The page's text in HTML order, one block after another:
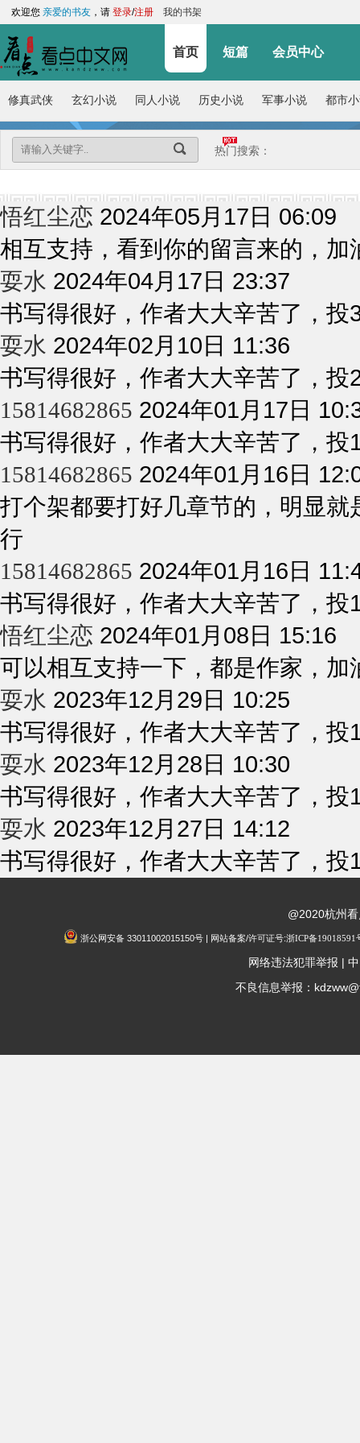
欢迎您 亲爱的书友 ，请 登录/注册 我的书架
首页 短篇 会员中心
修真武侠 玄幻小说 同人小说 历史小说 军事小说 都市
热门搜索：
悟红尘恋 2024年05月17日 06:09
相互支持，看到你的留言来的，加
耍水 2024年04月17日 23:37
书写得很好，作者大大辛苦了，投
耍水 2024年02月10日 11:36
书写得很好，作者大大辛苦了，投
15814682865 2024年01月17日
书写得很好，作者大大辛苦了，投
15814682865 2024年01月16日
打个架都要打好几章节的，明显
行
15814682865 2024年01月16日
书写得很好，作者大大辛苦了，投
悟红尘恋 2024年01月08日 15:16
可以相互支持一下，都是作家，加
耍水 2023年12月29日 10:25
书写得很好，作者大大辛苦了，投
耍水 2023年12月28日 10:30
书写得很好，作者大大辛苦了，投
耍水 2023年12月27日 14:12
书写得很好，作者大大辛苦了，投
@2020杭州
浙公网安备 33011002015150号 | 网站备案/许可证号:浙ICP备19018591
网络违法犯罪举报 |
不良信息举报：